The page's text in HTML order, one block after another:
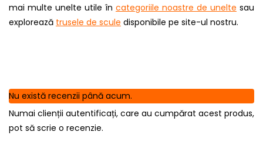
mai multe unelte utile în categoriile noastre de unelte sau
explorează trusele de scule disponibile pe site-ul nostru.
Nu există recenzii până acum.
Numai clienții autentificați, care au cumpărat acest produs,
pot să scrie o recenzie.